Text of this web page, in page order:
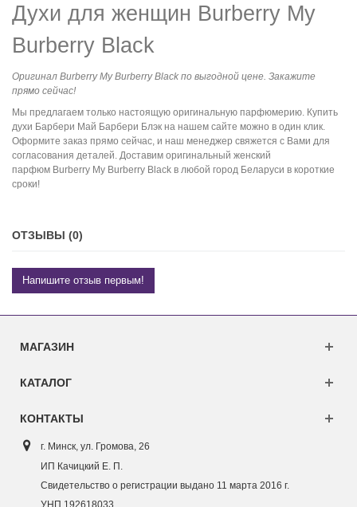
Духи для женщин Burberry My
Burberry Black
Оригинал Burberry My Burberry Black по выгодной цене. Закажите
прямо сейчас!
Мы предлагаем только настоящую оригинальную парфюмерию. Купить
духи Барбери Май Барбери Блэк на нашем сайте можно в один клик.
Оформите заказ прямо сейчас, и наш менеджер свяжется с Вами для
согласования деталей. Доставим оригинальный женский
парфюм Burberry My Burberry Black в любой город Беларуси в короткие
сроки!
ОТЗЫВЫ (0)
Напишите отзыв первым!
МАГАЗИН
КАТАЛОГ
КОНТАКТЫ
г. Минск, ул. Громова, 26
ИП Качицкий Е. П.
Свидетельство о регистрации выдано 11 марта 2016 г.
УНП 192618033